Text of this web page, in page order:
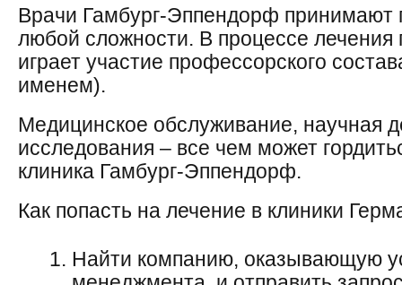
Врачи Гамбург-Эппендорф принимают
любой сложности. В процессе лечения
играет участие профессорского
именем).
Медицинское обслуживание, научная
исследования – все чем может
клиника Гамбург-Эппендорф.
Как попасть на лечение в клиники
Найти компанию, оказывающую